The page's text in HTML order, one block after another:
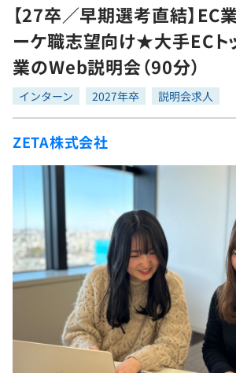
転職成功ガイド
転職エージェント
インタビュー
転職成功ガイド
求人検索
本選考
インターン
新卒エージェント
イベント・セミナー
インタビュー
就活成功ガイド
学習
問題集
4択課題
ナレッジ
リファレンス
プラン
個人向けプラン
法人向けプラン
プログラミング言語
評価結果一覧
再チャレンジ結果一覧
ゲーム・マンガ
Tech Team Journal
paiza times
note
paizaとは？
【27卒／早期選考直結】EC
ーケ職志望向け★大手ECト
業のWeb説明会（90分）
インターン 2027年卒 説明会求人
ZETA株式会社